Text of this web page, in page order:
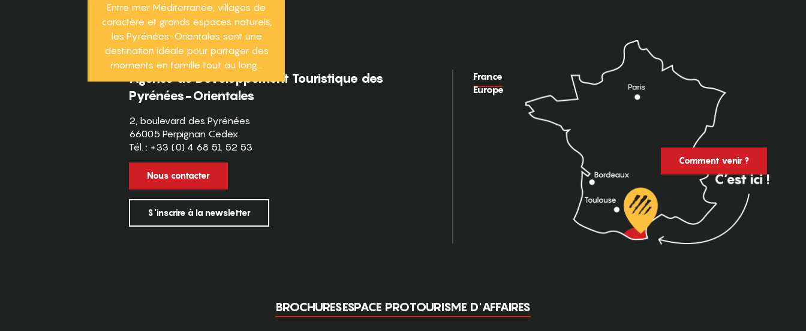
Entre mer Méditerranée, villages de
caractère et grands espaces naturels,
les Pyrénées-Orientales sont une
destination idéale pour partager des
moments en famille tout au long...
Agence de Développement Touristique des
Pyrénées-Orientales
2, boulevard des Pyrénées
66005 Perpignan Cedex
Tél. : +33 (0) 4 68 51 52 53
Nous contacter
S'inscrire à la newsletter
France
Europe
Comment venir ?
BROCHURESESPACE PROTOURISME D'AFFAIRES